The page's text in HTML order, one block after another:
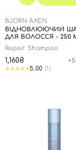
BJORN AXEN
ВІДНОВЛЮЮЧИЙ
ДЛЯ ВОЛОССЯ - 250
Repair Shampoo
1,160₴ +
5.00 (1)
Вхід
Відправляючи